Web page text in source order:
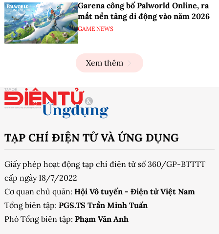
Garena công bố Palworld Online, ra
mắt nền tảng di động vào năm 2026
GAME NEWS
Xem thêm
TẠP CHÍ ĐIỆN TỬ VÀ ỨNG DỤNG
Giấy phép hoạt động tạp chí điện tử số 360/GP-BTTTT
cấp ngày 18/7/2022
Cơ quan chủ quản: Hội Vô tuyến - Điện tử Việt Nam
Tổng biên tập: PGS.TS Trần Minh Tuấn
Phó Tổng biên tập: Phạm Văn Anh